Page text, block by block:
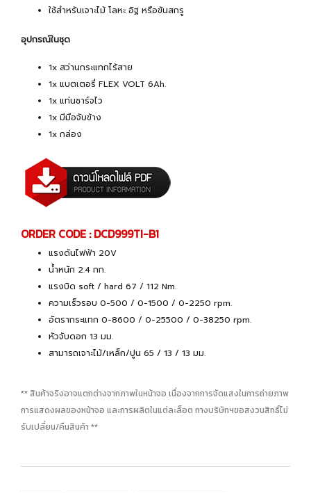
ใช้สำหรับเจาะไม้ โลหะ อิฐ หรือขันสกรู
อุปกรณ์ในชุด
1x สว่านกระแทกไร้สาย
1x แบตเตอรี่ FLEX VOLT 6Ah.
1x แท่นชาร์จไว
1x มีมือจับข้าง
1x กล่อง
ORDER CODE : DCD999TI-B1
แรงดันไฟฟ้า 20V
น้ำหนัก 2.4 กก.
แรงบิด soft / hard 67 / 112 Nm.
ความเร็วรอบ 0-500 / 0-1500 / 0-2250 rpm.
อัตรากระแทก 0-8600 / 0-25500 / 0-38250 rpm.
หัวจับดอก 13 มม.
สามารถเจาะไม้/เหล็ก/ปูน 65 / 13 / 13 มม.
** สินค้าจริงอาจแตกต่างจากภาพในหน้าจอ เนื่องจากการจัดแสงในการถ่ายภาพ
การแสดงผลของหน้าจอ และการผลิตในแต่ละล็อต ทางบริษัทฯขอสงวนสิทธิ์ไม่
รับเปลี่ยน/คืนสินค้า **